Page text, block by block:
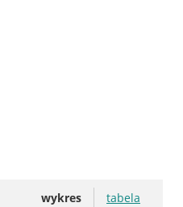
wykres tabela